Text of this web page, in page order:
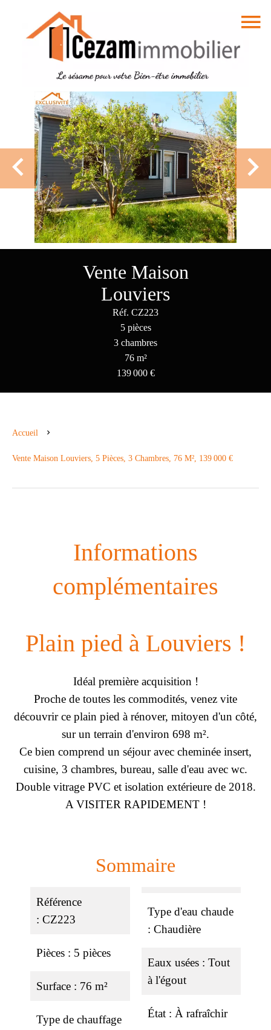
Vente Maison
Louviers
Réf. CZ223
5 pièces
3 chambres
76 m²
139 000 €
Accueil
Vente Maison Louviers, 5 Pièces, 3 Chambres, 76 M², 139 000 €
Informations
complémentaires
Plain pied à Louviers !
Idéal première acquisition !
Proche de toutes les commodités, venez vite
découvrir ce plain pied à rénover, mitoyen d'un côté,
sur un terrain d'environ 698 m².
Ce bien comprend un séjour avec cheminée insert,
cuisine, 3 chambres, bureau, salle d'eau avec wc.
Double vitrage PVC et isolation extérieure de 2018.
A VISITER RAPIDEMENT !
Sommaire
Référence
CZ223
Pièces 5 pièces
Surface 76 m²
Type de chauffage
Type d'eau chaude
Chaudière
Eaux usées
Tout
à l'égout
État À rafraîchir